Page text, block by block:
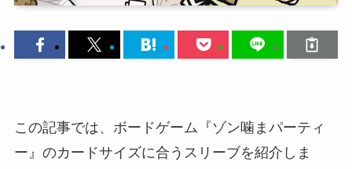
この記事では、ボードゲーム『ゾン噛まパーティ
ー』のカードサイズに合うスリーブを紹介しま